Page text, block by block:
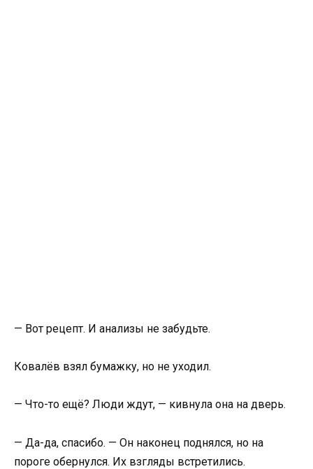
— Вот рецепт. И анализы не забудьте.
Ковалёв взял бумажку, но не уходил.
— Что-то ещё? Люди ждут, — кивнула она на дверь.
— Да-да, спасибо. — Он наконец поднялся, но на
пороге обернулся. Их взгляды встретились.